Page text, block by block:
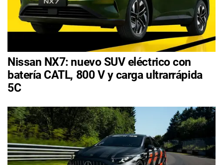
Nissan NX7: nuevo SUV eléctrico con
batería CATL, 800 V y carga ultrarrápida
5C